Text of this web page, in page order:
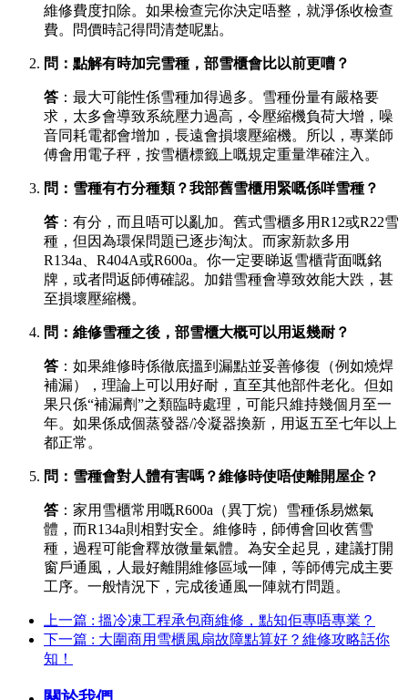
維修費度扣除。如果檢查完你決定唔整，就淨係收檢查
費。問價時記得問清楚呢點。
問：點解有時加完雪種，部雪櫃會比以前更嘈？
答 ：最大可能性係雪種加得過多。雪種份量有嚴格要
求，太多會導致系統壓力過高，令壓縮機負荷大增，噪
音同耗電都會增加，長遠會損壞壓縮機。所以，專業師
傅會用電子秤，按雪櫃標籤上嘅規定重量準確注入。
問：雪種有冇分種類？我部舊雪櫃用緊嘅係咩雪種？
答 ：有分，而且唔可以亂加。舊式雪櫃多用R12或R22雪
種，但因為環保問題已逐步淘汰。而家新款多用
R134a、R404A或R600a。你一定要睇返雪櫃背面嘅銘
牌，或者問返師傅確認。加錯雪種會導致效能大跌，甚
至損壞壓縮機。
問：維修雪種之後，部雪櫃大概可以用返幾耐？
答 ：如果維修時係徹底搵到漏點並妥善修復（例如燒焊
補漏），理論上可以用好耐，直至其他部件老化。但如
果只係“補漏劑”之類臨時處理，可能只維持幾個月至一
年。如果係成個蒸發器/冷凝器換新，用返五至七年以上
都正常。
問：雪種會對人體有害嗎？維修時使唔使離開屋企？
答 ：家用雪櫃常用嘅R600a（異丁烷）雪種係易燃氣
體，而R134a則相對安全。維修時，師傅會回收舊雪
種，過程可能會釋放微量氣體。為安全起見，建議打開
窗戶通風，人最好離開維修區域一陣，等師傅完成主要
工序。一般情況下，完成後通風一陣就冇問題。
上一篇 : 搵冷凍工程承包商維修，點知佢專唔專業？
下一篇 : 大圍商用雪櫃風扇故障點算好？維修攻略話你
知！